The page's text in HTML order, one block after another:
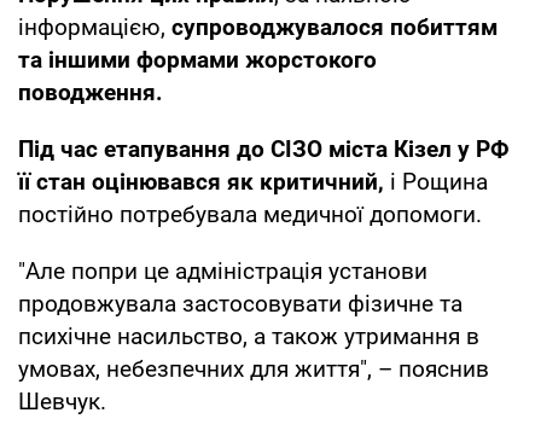
інформацією, супроводжувалося побиттям
та іншими формами жорстокого
поводження.
Під час етапування до СІЗО міста Кізел у РФ
її стан оцінювався як критичний, і Рощина
постійно потребувала медичної допомоги.
"Але попри це адміністрація установи
продовжувала застосовувати фізичне та
психічне насильство, а також утримання в
умовах, небезпечних для життя", – пояснив
Шевчук.